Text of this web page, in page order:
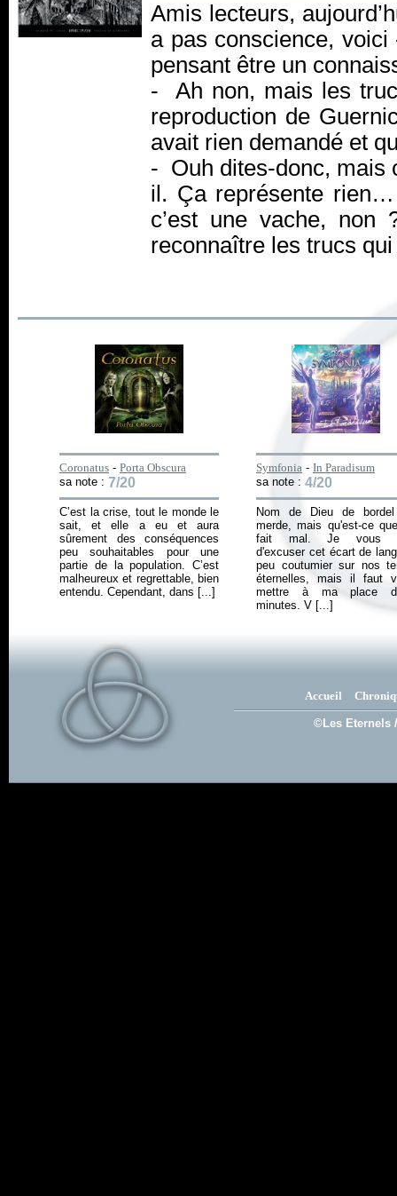
Amis lecteurs,
a pas conscience,
pensant être un
- Ah non, mais les
reproduction de
avait rien demandé et
- Ouh dites-donc, mais
il. Ça représente
c’est une vache, non
reconnaître les trucs
Coronatus - Porta Obscura
sa note : 7/20
C’est la crise, tout le monde le
sait, et elle a eu et aura
sûrement des conséquences
peu souhaitables pour une
partie de la population. C’est
malheureux et regrettable, bien
entendu. Cependant, dans [...]
Symfonia - In Paradisum
sa note : 4/20
Nom de Dieu de
merde, mais qu'est-ce
fait mal. Je vous
d'excuser cet écart de
peu coutumier sur nos
éternelles, mais il faut
mettre à ma place
minutes. V [...]
Accueil
©Les Eternels